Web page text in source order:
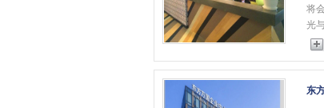
将
光
东